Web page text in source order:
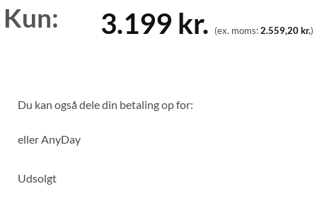
Kun: 3.199 kr. (ex. moms:2.559,20kr.)
Du kan også dele din betaling op for:
eller AnyDay
Udsolgt